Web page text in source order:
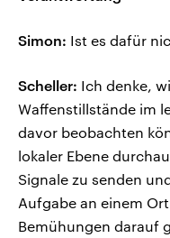
Simon: Ist es dafür
Scheller: Ich denke,
Waffenstillstände im
davor beobachten
lokaler Ebene
Signale zu senden
Aufgabe an einem
Bemühungen darauf